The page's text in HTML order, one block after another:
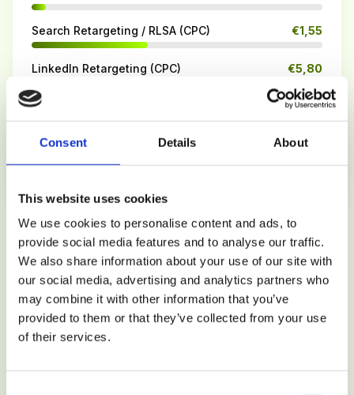
Consent Details About
This website uses cookies
We use cookies to personalise content and ads, to
provide social media features and to analyse our traffic.
We also share information about your use of our site with
our social media, advertising and analytics partners who
may combine it with other information that you’ve
provided to them or that they’ve collected from your use
of their services.
Search Retargeting / RLSA (CPC) €1,55
LinkedIn Retargeting (CPC) €5,80
Programmatic Retargeting (CPM) €6,40
Bronnen: Google Ads Benchmarks, Meta Business Suite,
gemiddelden voor de Nederlandse markt.
De kosten van retargeting liggen over de hele linie
lager dan prospecting campagnesgericht op koude
doelgroepen. De gemiddelde CPC voor retargeting
display ads is €0,70, tegenover €1,20-1,80 voor
prospecting display campagnes. De reden: retargeting
audiences zijn kleiner en relevanter, wat leidt tot